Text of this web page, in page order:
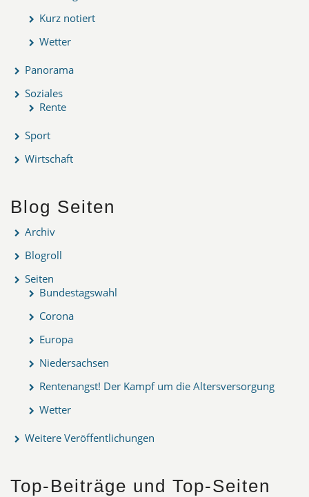
Kurz notiert
Wetter
Panorama
Soziales
Rente
Sport
Wirtschaft
Blog Seiten
Archiv
Blogroll
Seiten
Bundestagswahl
Corona
Europa
Niedersachsen
Rentenangst! Der Kampf um die Altersversorgung
Wetter
Weitere Veröffentlichungen
Top-Beiträge und Top-Seiten